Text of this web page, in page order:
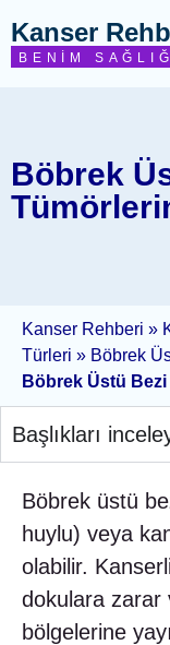
Kanser
BENIM
Böbrek
Kanser Rehberi »
Türleri » Böbrek
Böbrek Üstü
Başlıkları
Böbrek üstü
huylu) veya
olabilir.
dokulara zarar
bölgelerine